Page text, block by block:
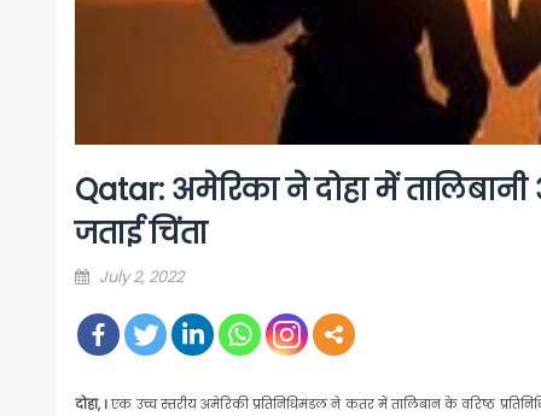
Qatar: अमेरिका ने दोहा में
जताई चिंता
Posted
July 2, 2022
दोहा, ।एक उच्च स्तरीय अमेरिकी प्रतिनिधिमंडल ने कतर में तालिबान के वरिष्ठ